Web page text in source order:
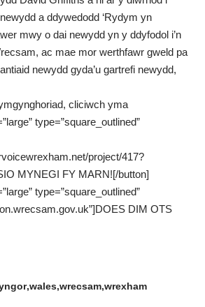
a ddywedodd ‘Rydym yn
mwy o dai newydd yn y ddyfodol i’n
ac mae mor werthfawr gweld pa
newydd gyda’u gartrefi newydd,
cliciwch yma
type=”square_outlined”
project/417?
MYNEGI FY MARN![/button]
type=”square_outlined”
DIM OTS
wales wrecsam wrexham